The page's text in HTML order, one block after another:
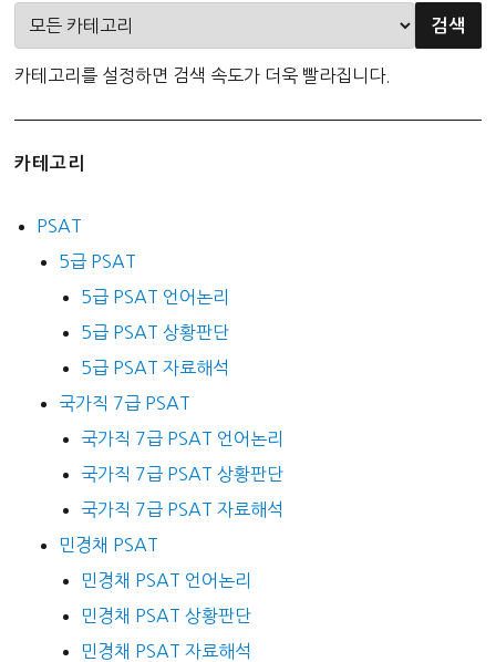
카테고리를 설정하면 검색 속도가 더욱 빨라집니다.
카테고리
PSAT
5급 PSAT
5급 PSAT 언어논리
5급 PSAT 상황판단
5급 PSAT 자료해석
국가직 7급 PSAT
국가직 7급 PSAT 언어논리
국가직 7급 PSAT 상황판단
국가직 7급 PSAT 자료해석
민경채 PSAT
민경채 PSAT 언어논리
민경채 PSAT 상황판단
민경채 PSAT 자료해석